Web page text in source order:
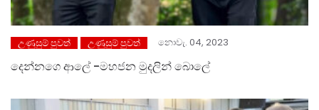
උණුසුම් පුවත් උණුසුම් පුවත් නොවැ. 04, 2023
දෙන්නගෙ ආලේ -මහජන මුදලින් බොලේ